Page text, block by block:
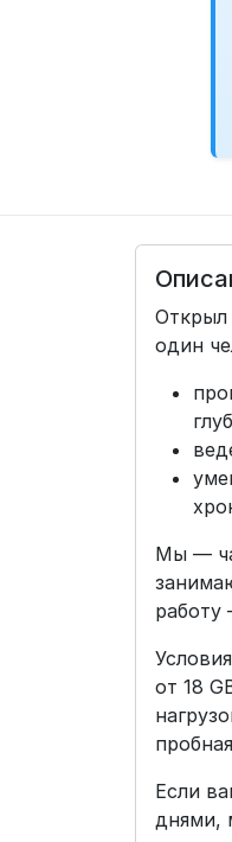
Открыл
один
Мы —
работу
от 18
Если
днями,